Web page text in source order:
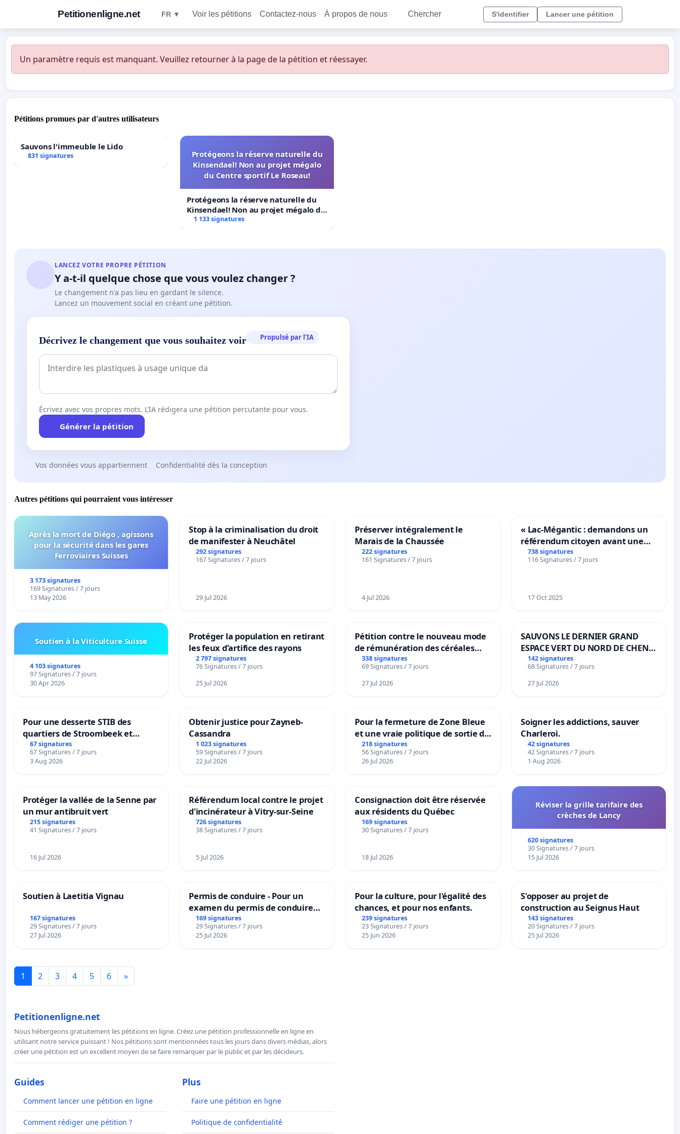
Petitionenligne.net FR ▼ Voir les pétitions Contactez-nous À propos de nous Chercher S'identifier Lancer une pétition
Un paramètre requis est manquant. Veuillez retourner à la page de la pétition et réessayer.
Pétitions promues par d'autres utilisateurs
Sauvons l'immeuble le Lido
831 signatures
Protégeons la réserve naturelle du
Kinsendael! Non au projet mégalo
du Centre sportif Le Roseau!
Protégeons la réserve naturelle du
Kinsendael! Non au projet mégalo du
Centre sportif Le Roseau!
1 133 signatures
LANCEZ VOTRE PROPRE PÉTITION
Y a-t-il quelque chose que vous voulez changer ?
Le changement n'a pas lieu en gardant le silence.
Lancez un mouvement social en créant une pétition.
Décrivez le changement que vous souhaitez voir Propulsé par l’IA
Écrivez avec vos propres mots. L’IA rédigera une pétition percutante pour vous.
Générer la pétition
Vos données vous appartiennent Confidentialité dès la conception
Autres pétitions qui pourraient vous intéresser
Après la mort de Diégo , agissons
pour la sécurité dans les gares
Ferroviaires Suisses
3 173 signatures
169 Signatures / 7 jours
13 May 2026
Stop à la criminalisation du droit
de manifester à Neuchâtel
292 signatures
167 Signatures / 7 jours
29 Jul 2026
Préserver intégralement le
Marais de la Chaussée
222 signatures
161 Signatures / 7 jours
4 Jul 2026
« Lac-Mégantic : demandons un
référendum citoyen avant une
transformation irréversible de
notre territoire »
738 signatures
116 Signatures / 7 jours
17 Oct 2025
Soutien à la Viticulture Suisse
4 103 signatures
97 Signatures / 7 jours
30 Apr 2026
Protéger la population en retirant
les feux d’artifice des rayons
2 797 signatures
76 Signatures / 7 jours
25 Jul 2026
Pétition contre le nouveau mode
de rémunération des céréales
panifiables de Swiss granum basé
sur la teneur en protéines
338 signatures
69 Signatures / 7 jours
27 Jul 2026
SAUVONS LE DERNIER GRAND
ESPACE VERT DU NORD DE CHENE-
BOUGERIES
142 signatures
68 Signatures / 7 jours
27 Jul 2026
Pour une desserte STIB des
quartiers de Stroombeek et
Beauval - Voor een MIVB-
bediening van de wijken
Strombeek en Het Voor
67 signatures
67 Signatures / 7 jours
3 Aug 2026
Obtenir justice pour Zayneb-
Cassandra
1 023 signatures
59 Signatures / 7 jours
22 Jul 2026
Pour la fermeture de Zone Bleue
et une vraie politique de sortie de
la dépendance
218 signatures
56 Signatures / 7 jours
26 Jul 2026
Soigner les addictions, sauver
Charleroi.
42 signatures
42 Signatures / 7 jours
1 Aug 2026
Protéger la vallée de la Senne par
un mur antibruit vert
215 signatures
41 Signatures / 7 jours
16 Jul 2026
Référendum local contre le projet
d'incinérateur à Vitry-sur-Seine
726 signatures
38 Signatures / 7 jours
5 Jul 2026
Consignaction doit être réservée
aux résidents du Québec
169 signatures
30 Signatures / 7 jours
18 Jul 2026
Réviser la grille tarifaire des
crèches de Lancy
620 signatures
30 Signatures / 7 jours
15 Jul 2026
Soutien à Laetitia Vignau
167 signatures
29 Signatures / 7 jours
27 Jul 2026
Permis de conduire - Pour un
examen du permis de conduire
accessible dans plusieurs langues
à Bruxelles
169 signatures
29 Signatures / 7 jours
25 Jul 2026
Pour la culture, pour l'égalité des
chances, et pour nos enfants.
239 signatures
23 Signatures / 7 jours
25 Jun 2026
S'opposer au projet de
construction au Seignus Haut
143 signatures
20 Signatures / 7 jours
25 Jul 2026
1 2 3 4 5 6 »
Petitionenligne.net
Nous hébergeons gratuitement les pétitions en ligne. Créez une pétition professionnelle en ligne en
utilisant notre service puissant ! Nos pétitions sont mentionnées tous les jours dans divers médias, alors
créer une pétition est un excellent moyen de se faire remarquer par le public et par les décideurs.
Guides
Comment lancer une pétition en ligne
Comment rédiger une pétition ?
Plus
Faire une pétition en ligne
Politique de confidentialité